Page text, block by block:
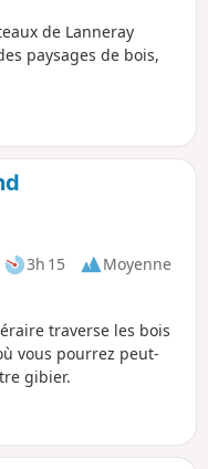
de Lanneray
paysages de bois,
3h 15
Moyenne
traverse les bois
vous pourrez peut-
gibier.